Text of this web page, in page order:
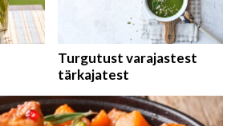
Turgutust varajastest
tärkajatest